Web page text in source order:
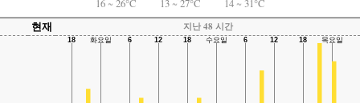
현재
지난 48 시간